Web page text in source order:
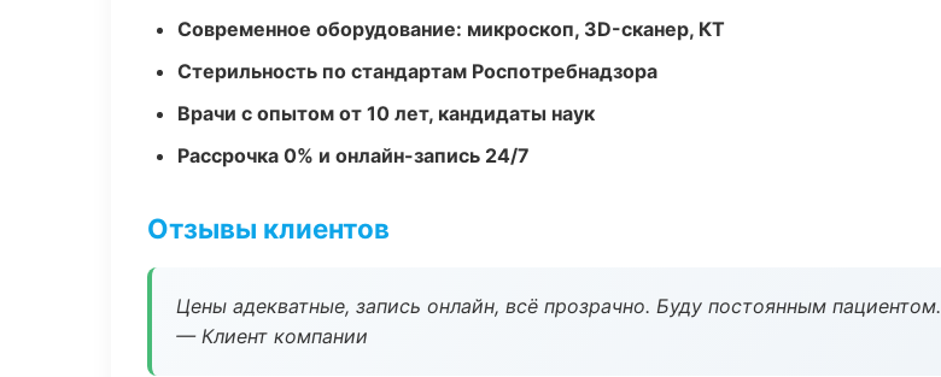
Современное оборудование: микроскоп, 3D-сканер, КТ
Стерильность по стандартам Роспотребнадзора
Врачи с опытом от 10 лет, кандидаты наук
Рассрочка 0% и онлайн-запись 24/7
Отзывы клиентов
Цены адекватные, запись онлайн, всё прозрачно. Буду постоянным пациентом.
— Клиент компании